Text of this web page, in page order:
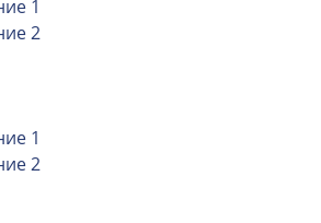
1
2
1
2